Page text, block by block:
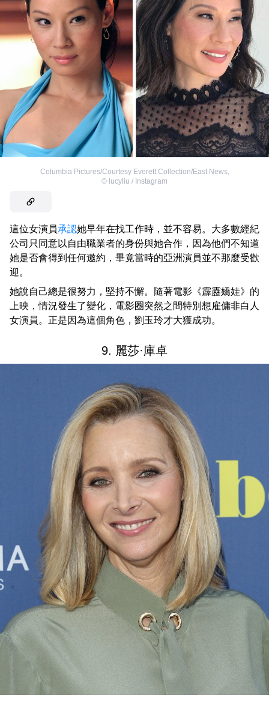
Columbia Pictures/Courtesy Everett Collection/East News,
© lucyliu / Instagram
這位女演員承認她早年在找工作時，並不容易。大多數經紀
公司只同意以自由職業者的身份與她合作，因為他們不知道
她是否會得到任何邀約，畢竟當時的亞洲演員並不那麼受歡
迎。
她說自己總是很努力，堅持不懈。隨著電影《霹靂嬌娃》的
上映，情況發生了變化，電影圈突然之間特別想雇傭非白人
女演員。正是因為這個角色，劉玉玲才大獲成功。
9. 麗莎·庫卓